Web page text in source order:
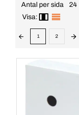
Antal per sida
24
Visa:
1 2